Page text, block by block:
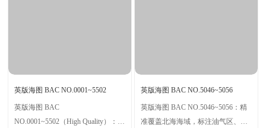
英版海图 BAC NO.0001~5502
英版海图 BAC
NO.0001~5502（High Quality）：高
英版海图 BAC NO.5046~5056
英版海图 BAC NO.5046~5056：精
准覆盖北海海域，标注油气区、渔